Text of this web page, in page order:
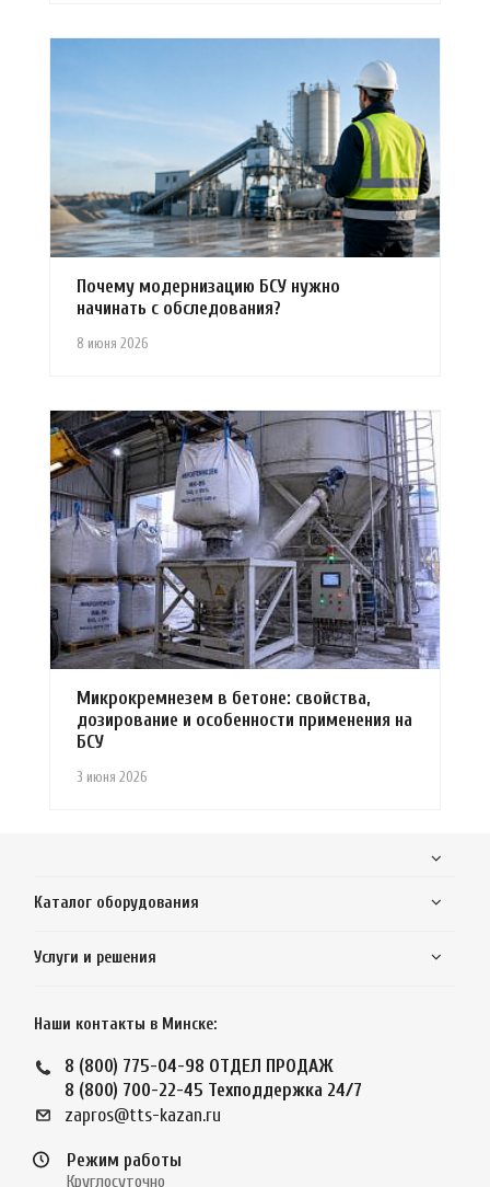
8 июня 2026
Почему модернизацию БСУ нужно
начинать с обследования?
3 июня 2026
Микрокремнезем в бетоне: свойства,
дозирование и особенности применения на
БСУ
Каталог оборудования
Услуги и решения
Наши контакты в Минске:
8 (800) 775-04-98 ОТДЕЛ ПРОДАЖ
8 (800) 700-22-45 Техподдержка 24/7
zapros@tts-kazan.ru
Режим работы
Круглосуточно